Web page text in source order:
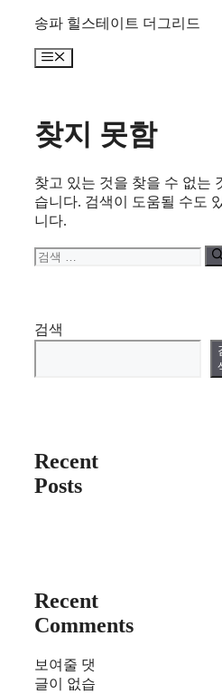
송파 힐스테이트 더그리드
메
찾지 못함
찾고 있는 것을 찾을 수 없는
습니다. 검색이 도움될 수도
니다.
검
검색
Recent
Posts
Recent
Comments
보여줄 댓
글이 없습